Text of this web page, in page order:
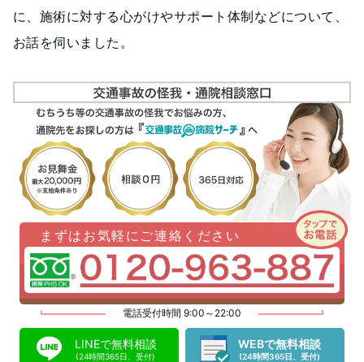
に、施術に対する心がけやサポート体制などについて、
お話を伺いました。
まずはお気軽にご連絡ください
電話受付時間 9:00～22:00
LINEで無料相談
(24時間365日、受付)
WEBで無料相談
(24時間365日、受付)